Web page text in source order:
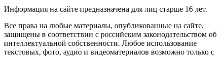
Информация на сайте предназначена для лиц старше 16 лет.
Все права на любые материалы, опубликованные на сайте,
защищены в соответствии с российским законодательством об
интеллектуальной собственности. Любое использование
текстовых, фото, аудио и видеоматериалов возможно только с